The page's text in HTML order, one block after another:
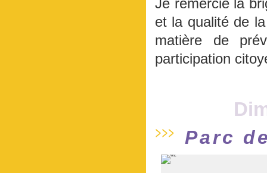
Je remercie la
et la qualité de
matière de
participation
Parc